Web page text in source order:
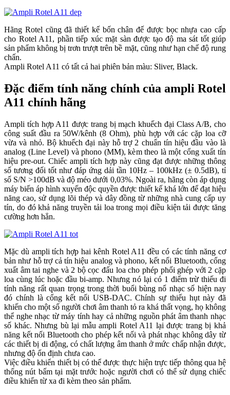
Hãng Rotel cũng đã thiết kế bốn chân đế được bọc nhựa cao cấp
cho Rotel A11, phần tiếp xúc mặt sàn được tạo độ ma sát tốt giúp
sản phẩm không bị trơn trượt trên bề mặt, cũng như hạn chế độ rung
chấn.
Ampli Rotel A11 có tất cả hai phiên bản màu: Sliver, Black.
Đặc điểm tính năng chính của ampli Rotel
A11 chính hãng
Ampli tích hợp A11 được trang bị mạch khuếch đại Class A/B, cho
công suất đầu ra 50W/kênh (8 Ohm), phù hợp với các cặp loa cỡ
vừa và nhỏ. Bộ khuếch đại này hỗ trợ 2 chuẩn tín hiệu đầu vào là
analog (Line Level) và phono (MM), kèm theo là một cổng xuất tín
hiệu pre-out. Chiếc ampli tích hợp này cũng đạt được những thông
số tương đối tốt như đáp ứng dải tần 10Hz – 100kHz (± 0.5dB), tỉ
số S/N >100dB và độ méo dưới 0,03%. Ngoài ra, hãng còn áp dụng
máy biến áp hình xuyến độc quyền được thiết kế khá lớn để đạt hiệu
năng cao, sử dụng lõi thép và dây đồng từ những nhà cung cấp uy
tín, do đó khả năng truyền tải loa trong mọi điều kiện tải được tăng
cường hơn hẳn.
Mặc dù ampli tích hợp hai kênh Rotel A11 đều có các tính năng cơ
bản như hỗ trợ cả tín hiệu analog và phono, kết nối Bluetooth, cổng
xuất âm tai nghe và 2 bộ cọc đấu loa cho phép phối ghép với 2 cặp
loa cùng lúc hoặc đầu bi-amp. Nhưng nó lại có 1 điểm trừ thiếu đi
tính năng rất quan trọng trong thời buổi bùng nổ nhạc số hiện nay
đó chính là cổng kết nối USB-DAC. Chính sự thiếu hụt này đã
khiến cho một số người chơi âm thanh tỏ ra khá thất vọng, họ không
thể nghe nhạc từ máy tính hay cả những nguồn phát âm thanh nhạc
số khác. Nhưng bù lại mẫu ampli Rotel A11 lại được trang bị khả
năng kết nối Bluetooth cho phép kết nối và phát nhạc không dây từ
các thiết bị di động, có chất lượng âm thanh ở mức chấp nhận được,
nhưng độ ổn định chưa cao.
Việc điều khiển thiết bị có thể được thực hiện trực tiếp thông qua hệ
thống nút bấm tại mặt trước hoặc người chơi có thể sử dụng chiếc
điều khiển từ xa đi kèm theo sản phẩm.